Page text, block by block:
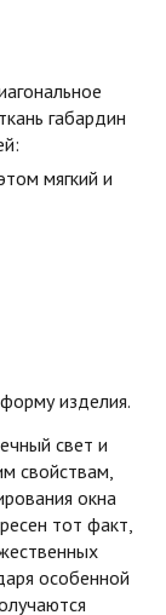
габардин
мягкий и
изделия.
свет и
свойствам,
окна
тот факт,
особенной